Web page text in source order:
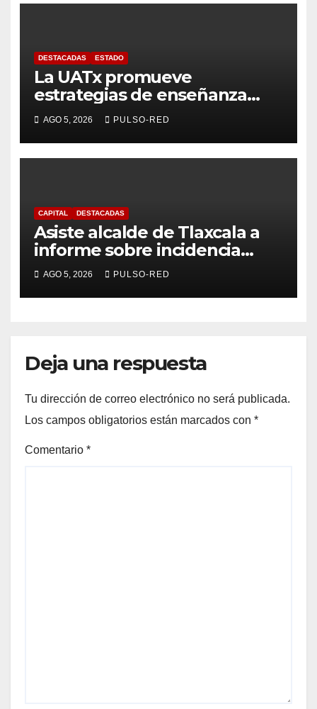
DESTACADAS ESTADO
La UATx promueve
estrategias de enseñanza
centradas en el contexto de
sus estudiantes
AGO 5, 2026 PULSO-RED
CAPITAL DESTACADAS
Asiste alcalde de Tlaxcala a
informe sobre incidencia
delictiva refrenda trabajo
coordinado
AGO 5, 2026 PULSO-RED
Deja una respuesta
Tu dirección de correo electrónico no será publicada.
Los campos obligatorios están marcados con *
Comentario *